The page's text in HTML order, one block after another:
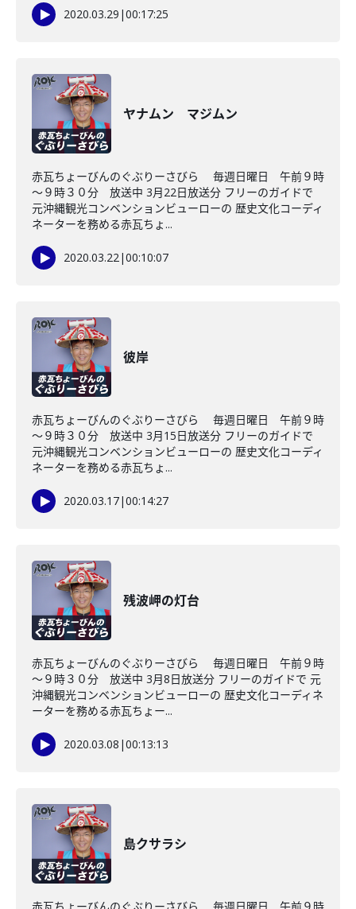
2020.03.29 |00:17:25
ヤナムン マジムン
赤瓦ちょーびんのぐぶりーさびら 毎週日曜日 午前９時
～９時３０分 放送中 3月22日放送分 フリーのガイドで
元沖縄観光コンベンションビューローの 歴史文化コーディ
ネーターを務める赤瓦ちょ...
2020.03.22|00:10:07
彼岸
赤瓦ちょーびんのぐぶりーさびら 毎週日曜日 午前９時
～９時３０分 放送中 3月15日放送分 フリーのガイドで
元沖縄観光コンベンションビューローの 歴史文化コーディ
ネーターを務める赤瓦ちょ...
2020.03.17|00:14:27
残波岬の灯台
赤瓦ちょーびんのぐぶりーさびら 毎週日曜日 午前９時
～９時３０分 放送中 3月8日放送分 フリーのガイドで 元
沖縄観光コンベンションビューローの 歴史文化コーディネ
ーターを務める赤瓦ちょー...
2020.03.08 |00:13:13
島クサラシ